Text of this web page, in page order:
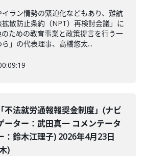
ラン情勢の緊迫化などもあり、難航
散防止条約（NPT）再検討会議」に
ための教育事業と政策提言を行う一
」の代表理事、高橋悠太...
「不法就労通報報奨金制度」(ナビ
ーター：武田真一 コメンテータ
：鈴木江理子) 2026年4月23日
)